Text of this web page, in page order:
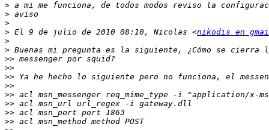
>
>
>
> El 9 de julio de 2010 08:10, Nicolas <nikodis en
>
>
>>
>>
>>
>>
>>
>>
>>
>>